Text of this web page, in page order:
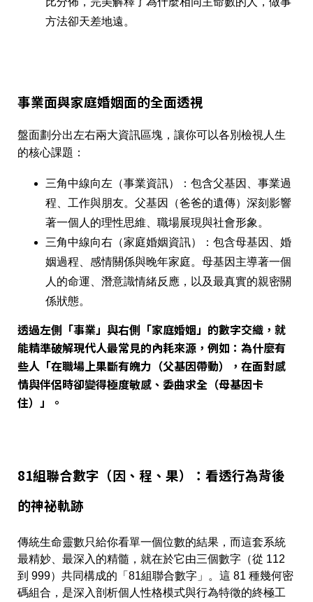
方法卻天差地遠。
事業面與家庭婚姻面的全面透視
盤面劃分出左右兩大資訊區塊，讓你可以各別檢視人生
的核心課題：
三角中線向左（事業資訊） ：包含父基因、事業過
程、工作與朋友。父基因（爸爸的遺傳）深刻影響
著一個人的理性思維、職場展現與社會形象。
三角中線向右（家庭婚姻資訊）
：包含母基因、婚
姻過程、感情關係與晚年家庭。母基因主導著一個
人的命運、潛意識情緒反應，以及最真實的親密關
係狀態。
透過左側「事業」與右側「家庭婚姻」的數字交織，就
能精準破解現代人最常見的內耗來源，例如：為什麼有
些人「在職場上果斷有魄力（父基因帶動），在面對感
情與伴侶時卻變得極度敏感、委曲求全（母基因卡
住）」。
81組聯合數字（因、程、果）：看透行為背後
的神祕軌跡
傳統生命靈數只給你看單一個位數的結果，而這套系統
最精妙、最深入的精髓，就在於它由三個數字（從 112
到 999）共同構成的「81組聯合數字」。這 81 種幾何密
碼組合，是深入剖析個人性格模式與行為特徵的終極工